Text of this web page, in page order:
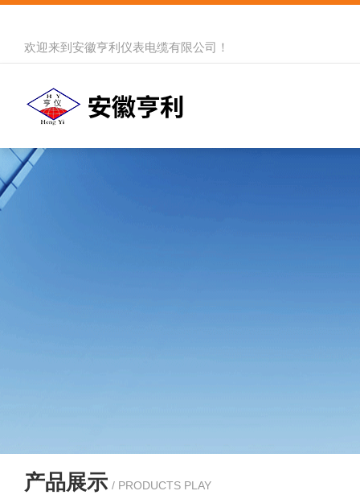
欢迎来到 安徽亨利仪表电缆有限公司 ！
产品展示 / PRODUCTS PLAY